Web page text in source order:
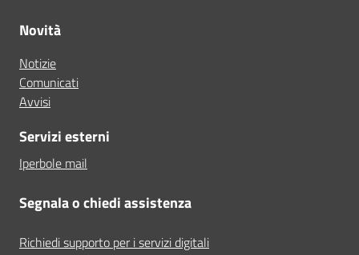
Novità
Notizie
Comunicati
Avvisi
Servizi esterni
Iperbole mail
Segnala o chiedi assistenza
Richiedi supporto per i servizi digitali